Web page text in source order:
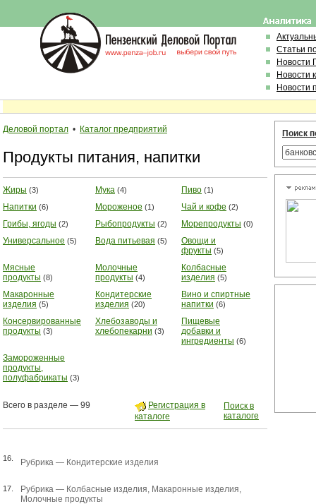
Статьи
Новости
Новости
Новости
Деловой портал • Каталог предприятий
Продукты питания, напитки
Жиры (3) Мука (4) Пиво (1)
Напитки (6) Мороженое (1) Чай и кофе (2)
Грибы, ягоды (2) Рыбопродукты (2) Морепродукты (0)
Универсальное (5) Вода питьевая (5)
Овощи и
фрукты (5)
Мясные
продукты (8)
Молочные
продукты (4)
Колбасные
изделия (5)
Макаронные
изделия (5)
Кондитерские
изделия (20)
Вино и спиртные
напитки (6)
Консервированные
продукты (3)
Хлебозаводы и
хлебопекарни (3)
Пищевые
добавки и
ингредиенты (6)
Замороженные
продукты,
полуфабрикаты (3)
Всего в разделе — 99
Регистрация в
каталоге
Поиск в
каталоге
16. Рубрика — Кондитерские изделия
17. Рубрика — Колбасные изделия, Макаронные изделия,
Молочные продукты
Поиск